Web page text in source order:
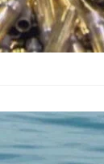
ИАРА
войната в